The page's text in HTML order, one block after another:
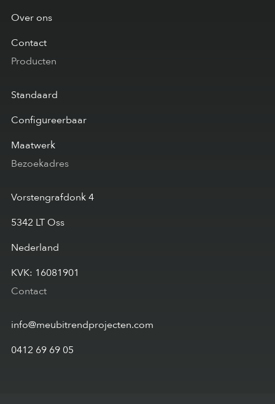
Over ons
Contact
Producten
Standaard
Configureerbaar
Maatwerk
Bezoekadres
Vorstengrafdonk 4
5342 LT Oss
Nederland
KVK: 16081901
Contact
info@meubitrendprojecten.com
0412 69 69 05